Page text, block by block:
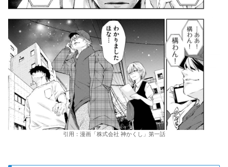
引用：漫画「株式会社 神かくし」第一話